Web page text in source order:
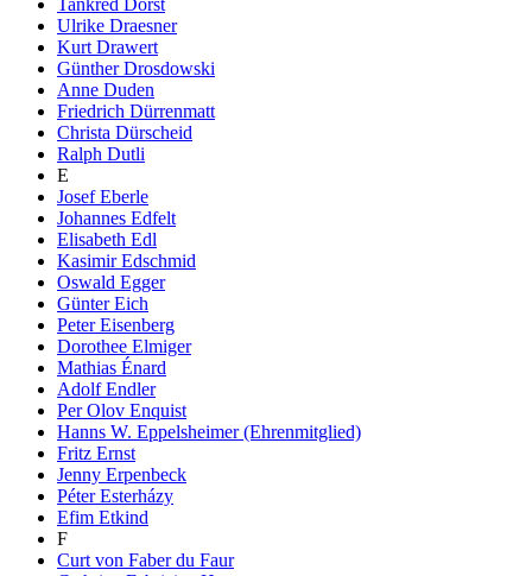
Ulrike Draesner
Kurt Drawert
Günther Drosdowski
Anne Duden
Friedrich Dürrenmatt
Christa Dürscheid
Ralph Dutli
E
Josef Eberle
Johannes Edfelt
Elisabeth Edl
Kasimir Edschmid
Oswald Egger
Günter Eich
Peter Eisenberg
Dorothee Elmiger
Mathias Énard
Adolf Endler
Per Olov Enquist
Hanns W. Eppelsheimer (Ehrenmitglied)
Fritz Ernst
Jenny Erpenbeck
Péter Esterházy
Efim Etkind
F
Curt von Faber du Faur